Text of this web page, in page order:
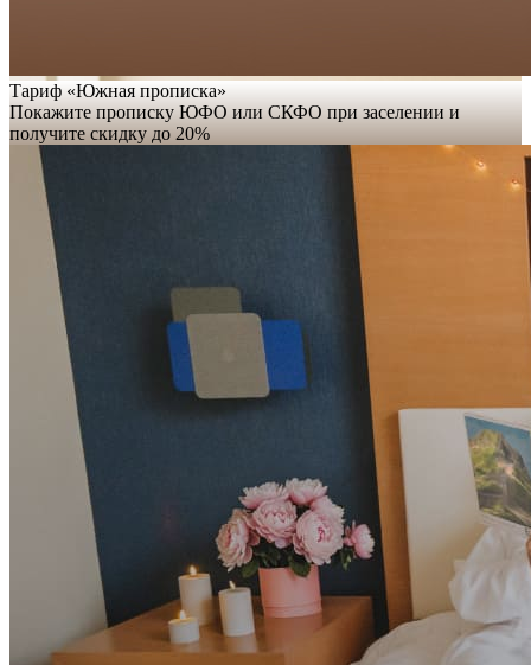
Тариф «Южная прописка»
Покажите прописку ЮФО или СКФО при заселении и
получите скидку до 20%